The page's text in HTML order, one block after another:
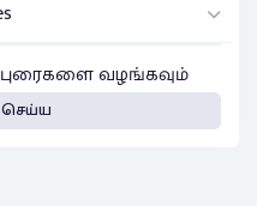
வழங்கவும்
செய்ய